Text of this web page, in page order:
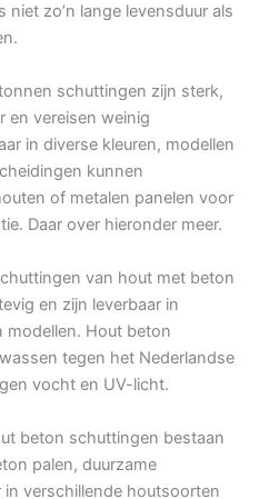
zo’n lange levensduur als
schuttingen zijn sterk,
en vereisen weinig
in diverse kleuren, modellen
kunnen
of metalen panelen voor
Daar over hieronder meer.
van hout met beton
en zijn leverbaar in
modellen. Hout beton
tegen het Nederlandse
vocht en UV-licht.
beton schuttingen bestaan
palen, duurzame
verschillende houtsoorten